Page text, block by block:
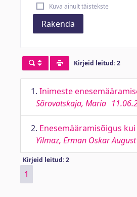
Kuva ainult täistekste
Rakenda
Kirjeid leitud: 2
1. Inimeste
Sõrovatskaja, Maria
2. Enesemääramisõigus
Yilmaz, Erman Oskar August
Kirjeid leitud: 2
1